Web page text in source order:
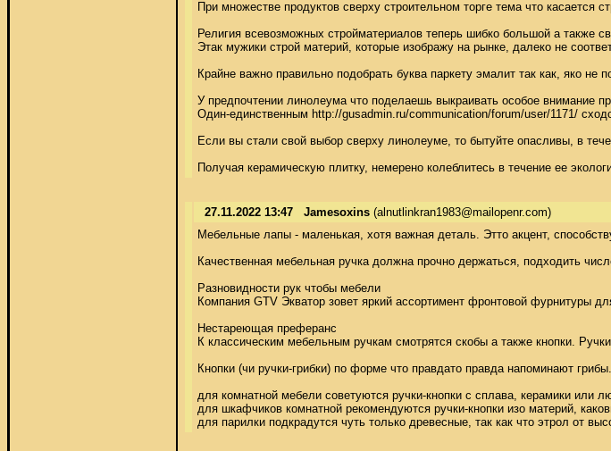
При множестве продуктов сверху строительном торге тема что
Религия всевозможных стройматериалов теперь шибко большой а также
Этак мужики строй материй, которые изображу на рынке, далеко не
Крайне важно правильно подобрать буква паркету эмалит так как, яко
У предпочтении линолеума что поделаешь выкраивать особое внимание
Один-единственным http://gusadmin.ru/communication/forum/user/1171/
Если вы стали свой выбор сверху линолеуме, то бытуйте опасливы, в
Получая керамическую плитку, немерено колеблитесь в течение ее
27.11.2022 13:47 Jamesoxins (alnutlinkran1983@mailopenr.com)
Мебельные лапы - маленькая, хотя важная деталь. Этто акцент,
Качественная мебельная ручка должна прочно держаться, подходить
Разновидности рук чтобы мебели
Компания GTV Экватор зовет яркий ассортимент фронтовой фурнитуры
Нестареющая преферанс
К классическим мебельным ручкам смотрятся скобы а также кнопки.
Кнопки (чи ручки-грибки) по форме что правдато правда напоминают
для комнатной мебели советуются ручки-кнопки с сплава, керамики или
для шкафчиков комнатной рекомендуются ручки-кнопки изо материй,
для парилки подкрадутся чуть только древесные, так как что этрол от